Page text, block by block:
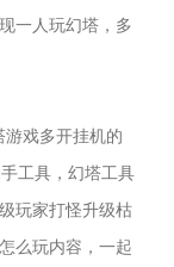
一人玩幻塔 ，多
游戏多开挂机的
工具，幻塔工具
玩家打怪升级枯
么玩内容，一起